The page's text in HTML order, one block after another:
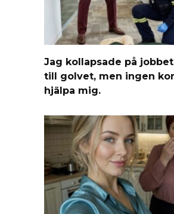
Jag kollapsade på
till golvet, men ingen
hjälpa mig.